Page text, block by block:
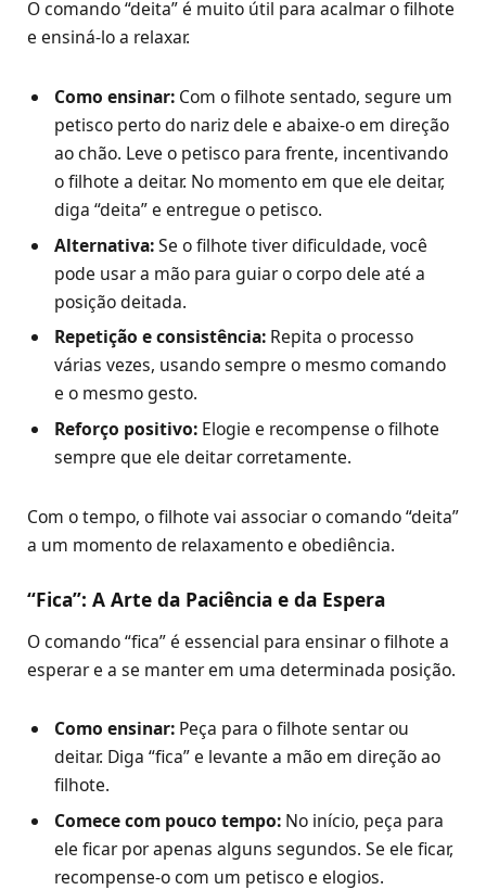
O comando “deita” é muito útil para acalmar o filhote
e ensiná-lo a relaxar.
Como ensinar: Com o filhote sentado, segure um
petisco perto do nariz dele e abaixe-o em direção
ao chão. Leve o petisco para frente, incentivando
o filhote a deitar. No momento em que ele deitar,
diga “deita” e entregue o petisco.
Alternativa:Se o filhote tiver dificuldade, você
pode usar a mão para guiar o corpo dele até a
posição deitada.
Repetição e consistência: Repita o processo
várias vezes, usando sempre o mesmo comando
e o mesmo gesto.
Reforço positivo: Elogie e recompense o filhote
sempre que ele deitar corretamente.
Com o tempo, o filhote vai associar o comando “deita”
a um momento de relaxamento e obediência.
“Fica”: A Arte da Paciência e da Espera
O comando “fica” é essencial para ensinar o filhote a
esperar e a se manter em uma determinada posição.
Como ensinar: Peça para o filhote sentar ou
deitar. Diga “fica” e levante a mão em direção ao
filhote.
Comece com pouco tempo: No início, peça para
ele ficar por apenas alguns segundos. Se ele ficar,
recompense-o com um petisco e elogios.